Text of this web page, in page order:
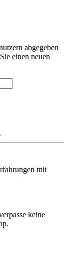
abgegeben
einen neuen
mit
keine